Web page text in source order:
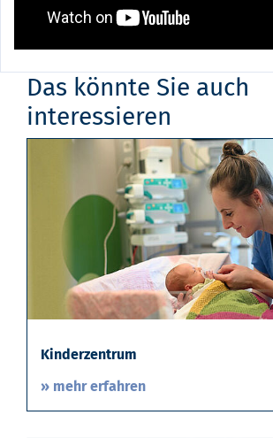
Das könnte Sie auch
interessieren
Kinderzentrum
» mehr erfahren